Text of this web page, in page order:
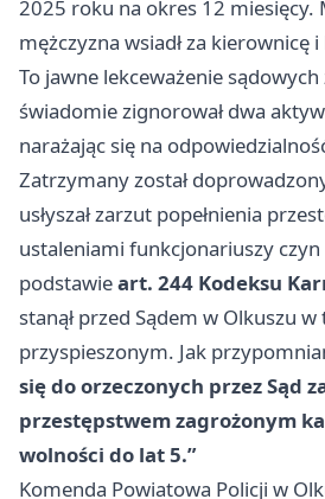
2025 roku na okres 12 miesięcy.
mężczyzna wsiadł za kierownicę
To jawne lekceważenie
świadomie zignorował dwa
narażając się na
Zatrzymany został
usłyszał zarzut popełnienia
ustaleniami funkcjonariuszy
podstawieart. 244 Kodeksu
stanął przed Sądem w Olkuszu
przyspieszonym. Jak
się do orzeczonych przez Sąd
przestępstwem zagrożonym
wolności do lat 5.”
Komenda Powiatowa Policji w